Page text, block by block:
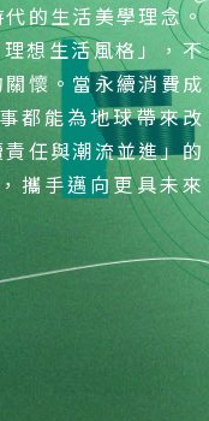
的生活美學理念。
想生活風格」，不
懷。當永續消費成
都能為地球帶來改
任與潮流並進」的
攜手邁向更具未來